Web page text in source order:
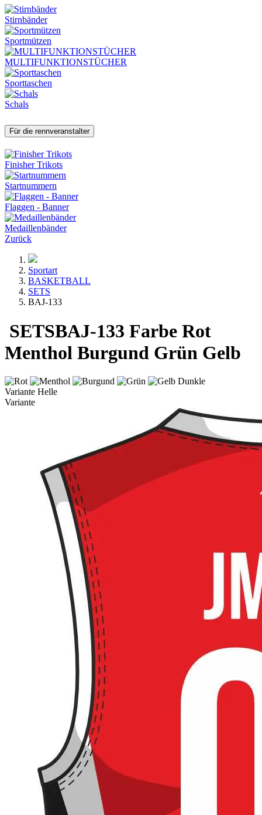
Stirnbänder
Sportmützen
MULTIFUNKTIONSTÜCHER
Sporttaschen
Schals
Für die rennveranstalter
Finisher Trikots
Startnummern
Flaggen - Banner
Medaillenbänder
Zurück
Sportart
BASKETBALL
SETS
BAJ-133
SETSBAJ-133 Farbe Rot
Menthol Burgund Grün Gelb
Dunkle
Variante Helle
Variante